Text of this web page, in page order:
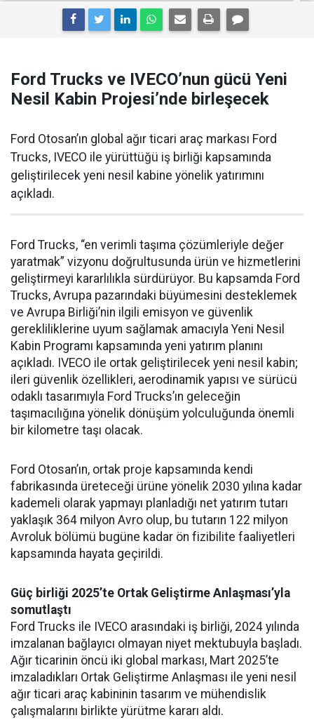
Ford Trucks ve IVECO’nun gücü Yeni
Nesil Kabin Projesi’nde birleşecek
Ford Otosan’ın global ağır ticari araç markası Ford
Trucks, IVECO ile yürüttüğü iş birliği kapsamında
geliştirilecek yeni nesil kabine yönelik yatırımını
açıkladı.
Ford Trucks, “en verimli taşıma çözümleriyle değer
yaratmak” vizyonu doğrultusunda ürün ve hizmetlerini
geliştirmeyi kararlılıkla sürdürüyor. Bu kapsamda Ford
Trucks, Avrupa pazarındaki büyümesini desteklemek
ve Avrupa Birliği’nin ilgili emisyon ve güvenlik
gerekliliklerine uyum sağlamak amacıyla Yeni Nesil
Kabin Programı kapsamında yeni yatırım planını
açıkladı. IVECO ile ortak geliştirilecek yeni nesil kabin;
ileri güvenlik özellikleri, aerodinamik yapısı ve sürücü
odaklı tasarımıyla Ford Trucks’ın geleceğin
taşımacılığına yönelik dönüşüm yolculuğunda önemli
bir kilometre taşı olacak.
Ford Otosan’ın, ortak proje kapsamında kendi
fabrikasında üreteceği ürüne yönelik 2030 yılına kadar
kademeli olarak yapmayı planladığı net yatırım tutarı
yaklaşık 364 milyon Avro olup, bu tutarın 122 milyon
Avroluk bölümü bugüne kadar ön fizibilite faaliyetleri
kapsamında hayata geçirildi.
Güç birliği 2025’te Ortak Geliştirme Anlaşması’yla
somutlaştı
Ford Trucks ile IVECO arasındaki iş birliği, 2024 yılında
imzalanan bağlayıcı olmayan niyet mektubuyla başladı.
Ağır ticarinin öncü iki global markası, Mart 2025’te
imzaladıkları Ortak Geliştirme Anlaşması ile yeni nesil
ağır ticari araç kabininin tasarım ve mühendislik
çalışmalarını birlikte yürütme kararı aldı.